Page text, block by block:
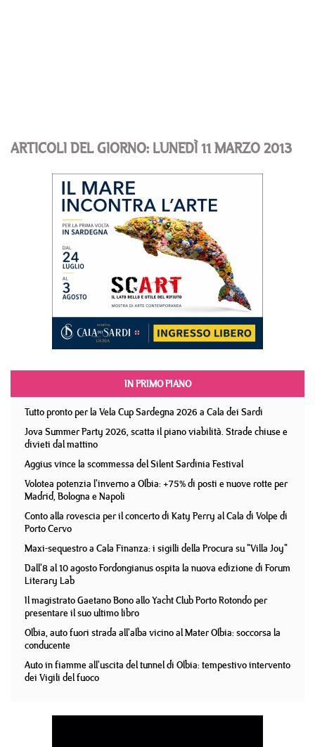
ARTICOLI DEL GIORNO: LUNEDÌ 11 MARZO 2013
IN PRIMO PIANO
Tutto pronto per la Vela Cup Sardegna 2026 a Cala dei Sardi
Jova Summer Party 2026, scatta il piano viabilità. Strade chiuse e
divieti dal mattino
Aggius vince la scommessa del Silent Sardinia Festival
Volotea potenzia l'inverno a Olbia: +75% di posti e nuove rotte per
Madrid, Bologna e Napoli
Conto alla rovescia per il concerto di Katy Perry al Cala di Volpe di
Porto Cervo
Maxi-sequestro a Cala Finanza: i sigilli della Procura su "Villa Joy"
Dall'8 al 10 agosto Fordongianus ospita la nuova edizione di Forum
Literary Lab
Il magistrato Gaetano Bono allo Yacht Club Porto Rotondo per
presentare il suo ultimo libro
Olbia, auto fuori strada all'alba vicino al Mater Olbia: soccorsa la
conducente
Auto in fiamme all'uscita del tunnel di Olbia: tempestivo intervento
dei Vigili del fuoco